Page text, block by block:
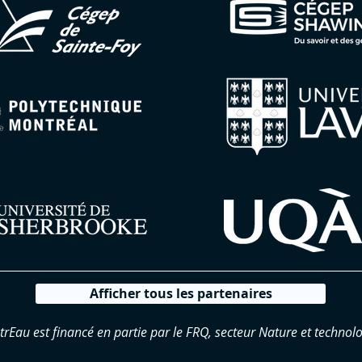
Afficher tous les partenaires
est financé en partie par le FRQ, secteur Nature et